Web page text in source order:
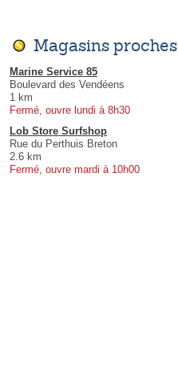
Magasins proches
Marine Service 85
Boulevard des Vendéens
1 km
Fermé, ouvre lundi à 8h30
Lob Store Surfshop
Rue du Perthuis Breton
2.6 km
Fermé, ouvre mardi à 10h00